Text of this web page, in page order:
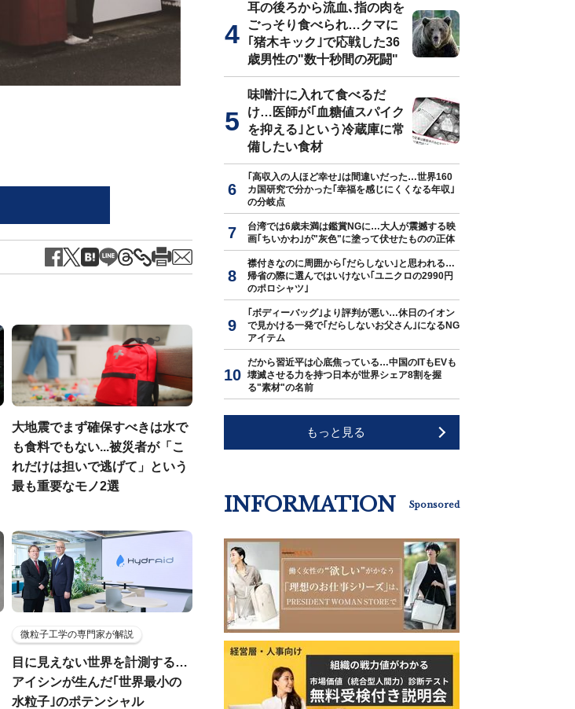
飯田商店の「つけめん」はお蕎麦屋さんへの挑戦状だ――と語る飯田さん。
大地震でまず確保すべきは水で
も食料でもない...被災者が「こ
れだけは担いで逃げて」という
最も重要なモノ2選
微粒子工学の専門家が解説
目に見えない世界を計測する…
アイシンが生んだ｢世界最小の
水粒子｣のポテンシャル
耳の後ろから流血､指の肉を
ごっそり食べられ…クマに
｢猪木キック｣で応戦した36
歳男性の"数十秒間の死闘"
味噌汁に入れて食べるだ
け…医師が｢血糖値スパイク
を抑える｣という冷蔵庫に常
備したい食材
｢高収入の人ほど幸せ｣は間違いだった…世界160
カ国研究で分かった｢幸福を感じにくくなる年収｣
の分岐点
台湾では6歳未満は鑑賞NGに…大人が震撼する映
画｢ちいかわ｣が"灰色"に塗って伏せたものの正体
襟付きなのに周囲から｢だらしない｣と思われる…
帰省の際に選んではいけない｢ユニクロの2990円
のポロシャツ｣
｢ボディーバッグ｣より評判が悪い…休日のイオン
で見かける一発で｢だらしないお父さん｣になるNG
アイテム
だから習近平は心底焦っている…中国のITもEVも
壊滅させる力を持つ日本が世界シェア8割を握
る"素材"の名前
もっと見る
INFORMATION Sponsored